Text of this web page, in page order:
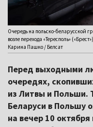
Очередь на польско-беларусской
возле перехода «Тересполь»
Карина Пашко / Белсат
Перед выходными
очередях,
из Литвы и Польши.
Беларуси в Польшу
на вечер 10